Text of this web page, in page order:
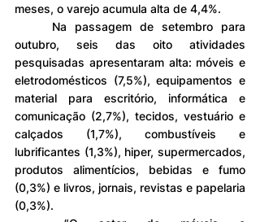
meses, o varejo acumula alta de 4,4%.
outubro, seis das oito atividades
pesquisadas apresentaram alta: móveis e
eletrodomésticos (7,5%), equipamentos e
material para escritório, informática e
comunicação (2,7%), tecidos, vestuário e
calçados (1,7%), combustíveis e
lubrificantes (1,3%), hiper, supermercados,
produtos alimentícios, bebidas e fumo
(0,3%) e livros, jornais, revistas e papelaria
(0,3%).